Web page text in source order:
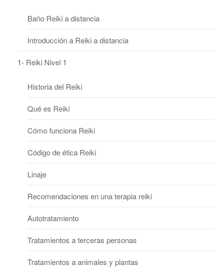
Baño Reiki a distancia
Introducción a Reiki a distancia
1- Reiki Nivel 1
Historia del Reiki
Qué es Reiki
Cómo funciona Reiki
Código de ética Reiki
Linaje
Recomendaciones en una terapia reiki
Autotratamiento
Tratamientos a terceras personas
Tratamientos a animales y plantas